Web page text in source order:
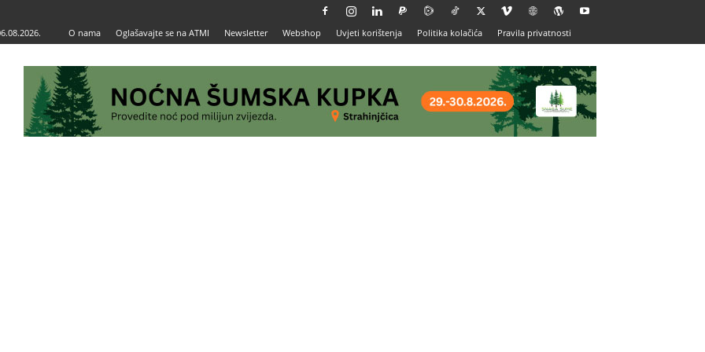
O nama Oglašavajte se na ATMI Newsletter Webshop Uvjeti korištenja Politika kolačića Pravila privatnosti